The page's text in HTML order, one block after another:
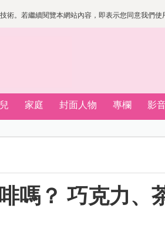
術。若繼續閱覽本網站內容，即表示您同意我們
家庭 封面人物 專欄 影
嗎？ 巧克力、